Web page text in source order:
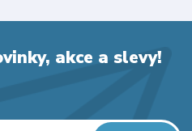
akce a slevy!